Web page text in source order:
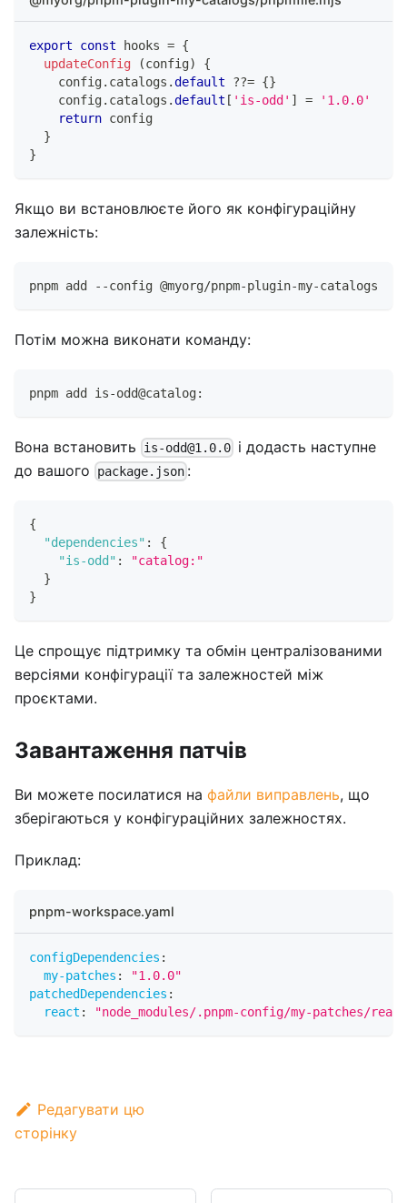
export const hooks = {
updateConfig
(config)
{
    config
. catalogs .default ??= {}
    config
. catalogs .default [ 'is-odd' ] =
'1.0.0'
return config
}
}
Якщо ви встановлюєте його як конфігураційну
залежність:
pnpm add --config @myorg/pnpm-plugin-my-catalogs
Потім можна виконати команду:
pnpm add is-odd@catalog:
Вона встановить is-odd@1.0.0 і додасть наступне
до вашого
package.json :
{
"dependencies" :
{
"is-odd" :
"catalog:"
}
}
Це спрощує підтримку та обмін централізованими
версіями конфігурації та залежностей між
проєктами.
Завантаження патчів
Ви можете посилатися на файли виправлень, що
зберігаються у конфігураційних залежностях.
Приклад:
pnpm-workspace.yaml
configDependencies :
my-patches :
"1.0.0"
patchedDependencies :
react : "node_modules/.pnpm-config/my-patches/
Редагувати цю
сторінку